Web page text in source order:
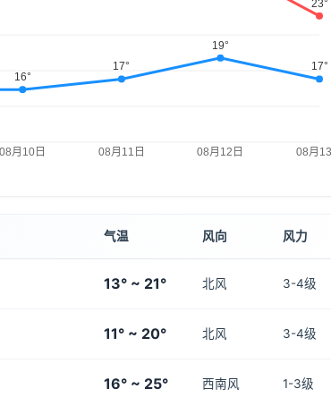
气温 风向 风力
13° ~ 21° 北风 3-4级
11° ~ 20° 北风 3-4级
16° ~ 25° 西南风 1-3级